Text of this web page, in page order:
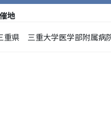
地
重県 三重大学医学部附属病